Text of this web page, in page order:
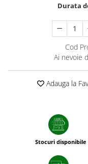
Durata
Cod
Ai nevoie
Adauga la
Stocuri disponibile